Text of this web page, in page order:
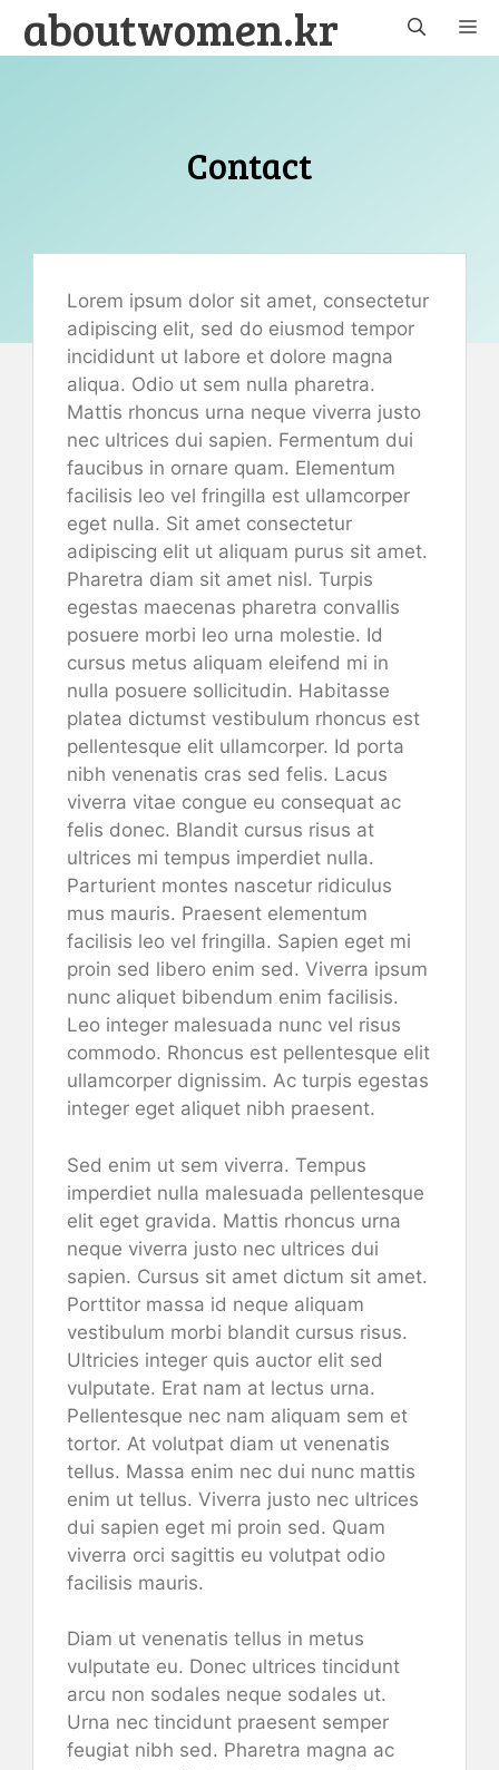
aboutwomen.kr
Contact
Lorem ipsum dolor sit amet, consectetur
adipiscing elit, sed do eiusmod tempor
incididunt ut labore et dolore magna
aliqua. Odio ut sem nulla pharetra.
Mattis rhoncus urna neque viverra justo
nec ultrices dui sapien. Fermentum dui
faucibus in ornare quam. Elementum
facilisis leo vel fringilla est ullamcorper
eget nulla. Sit amet consectetur
adipiscing elit ut aliquam purus sit amet.
Pharetra diam sit amet nisl. Turpis
egestas maecenas pharetra convallis
posuere morbi leo urna molestie. Id
cursus metus aliquam eleifend mi in
nulla posuere sollicitudin. Habitasse
platea dictumst vestibulum rhoncus est
pellentesque elit ullamcorper. Id porta
nibh venenatis cras sed felis. Lacus
viverra vitae congue eu consequat ac
felis donec. Blandit cursus risus at
ultrices mi tempus imperdiet nulla.
Parturient montes nascetur ridiculus
mus mauris. Praesent elementum
facilisis leo vel fringilla. Sapien eget mi
proin sed libero enim sed. Viverra ipsum
nunc aliquet bibendum enim facilisis.
Leo integer malesuada nunc vel risus
commodo. Rhoncus est pellentesque elit
ullamcorper dignissim. Ac turpis egestas
integer eget aliquet nibh praesent.
Sed enim ut sem viverra. Tempus
imperdiet nulla malesuada pellentesque
elit eget gravida. Mattis rhoncus urna
neque viverra justo nec ultrices dui
sapien. Cursus sit amet dictum sit amet.
Porttitor massa id neque aliquam
vestibulum morbi blandit cursus risus.
Ultricies integer quis auctor elit sed
vulputate. Erat nam at lectus urna.
Pellentesque nec nam aliquam sem et
tortor. At volutpat diam ut venenatis
tellus. Massa enim nec dui nunc mattis
enim ut tellus. Viverra justo nec ultrices
dui sapien eget mi proin sed. Quam
viverra orci sagittis eu volutpat odio
facilisis mauris.
Diam ut venenatis tellus in metus
vulputate eu. Donec ultrices tincidunt
arcu non sodales neque sodales ut.
Urna nec tincidunt praesent semper
feugiat nibh sed. Pharetra magna ac